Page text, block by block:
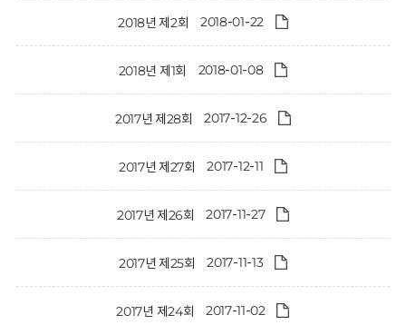
2018년 제2회 2018-01-22
2018년 제1회 2018-01-08
2017년 제28회 2017-12-26
2017년 제27회 2017-12-11
2017년 제26회 2017-11-27
2017년 제25회 2017-11-13
2017년 제24회 2017-11-02